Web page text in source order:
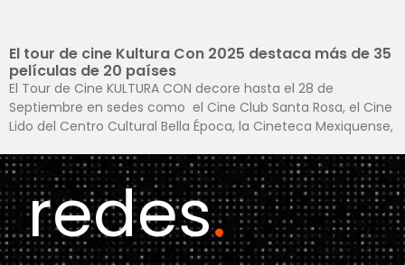
El tour de cine Kultura Con 2025 destaca más de 35
películas de 20 países
El Tour de Cine KULTURA CON decore hasta el 28 de
Septiembre en sedes como el Cine Club Santa Rosa, el Cine
Lido del Centro Cultural Bella Época, la Cineteca Mexiquense,
redes.